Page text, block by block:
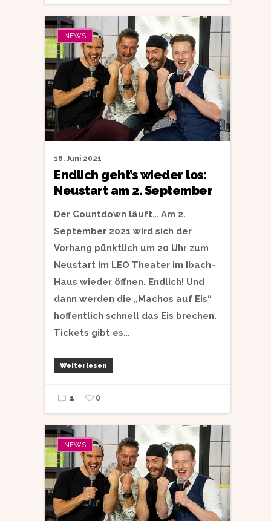
NEWS
16. Juni 2021
Endlich geht’s wieder los:
Neustart am 2. September
Der Countdown läuft… Am 2.
September 2021 wird sich der
Vorhang pünktlich um 20 Uhr zum
Neustart im LEO Theater im Ibach-
Haus wieder öffnen. Endlich! Und
dann werden die „Machos auf Eis“
hoffentlich schnell das Eis brechen.
Tickets gibt es…
Weiterlesen
1 0
NEWS